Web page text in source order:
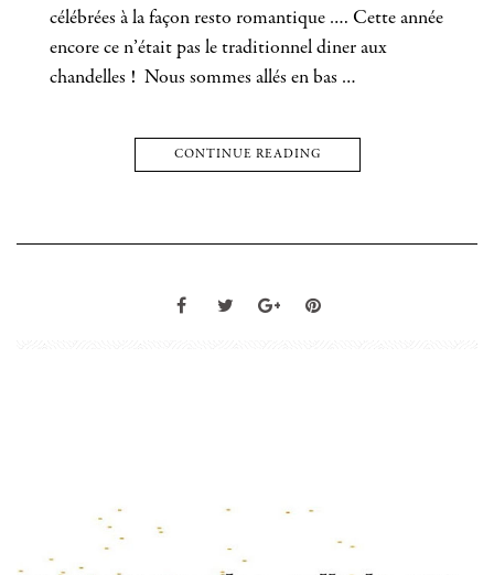
célébrées à la façon resto romantique …. Cette année
encore ce n’était pas le traditionnel diner aux
chandelles ! Nous sommes allés en bas …
CONTINUE READING